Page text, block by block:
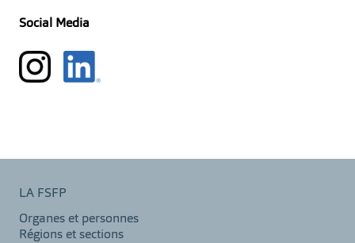
Social Media
LA FSFP
Organes et personnes
Régions et sections